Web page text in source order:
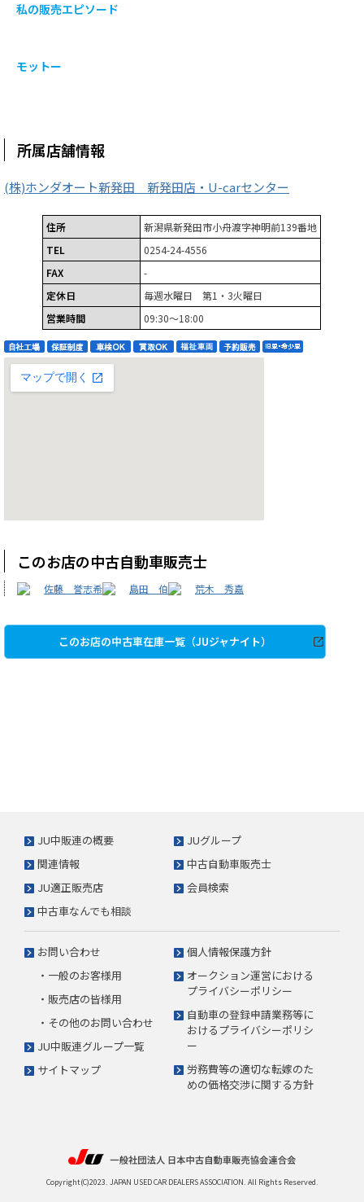
私の販売エピソード
モットー
所属店舗情報
(株)ホンダオート新発田 新発田店・U-carセンター
住所
新潟県新発田市小舟渡字神明前139番地
TEL
0254-24-4556
FAX
-
定休日
毎週水曜日 第1・3火曜日
営業時間
09:30～18:00
このお店の中古自動車販売士
佐藤 誉志希 島田 伯 荒木 秀嘉
このお店の中古車在庫一覧（JUジャナイト）
JU中販連の概要
JUグループ
関連情報
中古自動車販売士
JU適正販売店
会員検索
中古車なんでも相談
お問い合わせ
・一般のお客様用
・販売店の皆様用
・その他のお問い合わせ
JU中販連グループ一覧
サイトマップ
個人情報保護方針
オークション運営における
プライバシーポリシー
自動車の登録申請業務等に
おけるプライバシーポリシ
ー
労務費等の適切な転嫁のた
めの価格交渉に関する方針
Copyright(C)2023. JAPAN USED CAR DEALERS ASSOCIATION. All Rights Reserved.